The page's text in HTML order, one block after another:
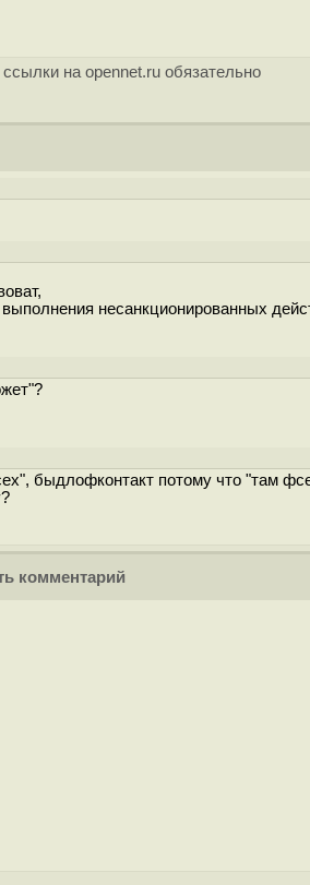
на opennet.ru обязательно
несанкционированных
быдлофконтакт потому что "там
комментарий